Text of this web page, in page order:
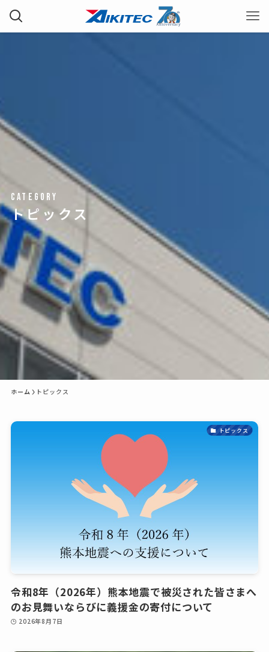
トピックス
category
ホーム トピックス
トピックス
令和8年（2026年）熊本地震で被災された皆さまへ
のお見舞いならびに義援金の寄付について
2026年8月7日